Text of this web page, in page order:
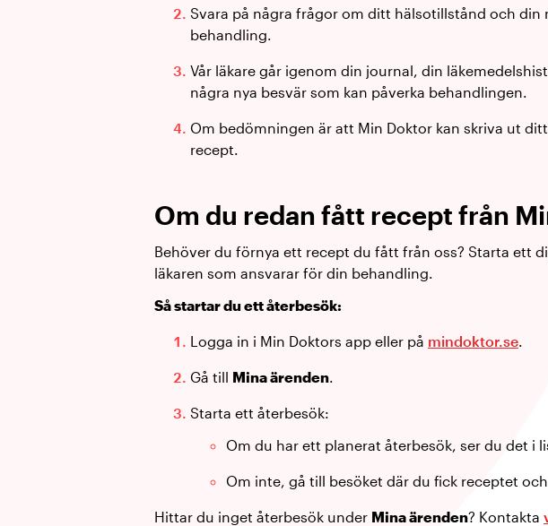
Svara på några frågor om ditt hälsotillstånd och din
behandling.
Vår läkare går igenom din journal, din
några nya besvär som kan påverka behandlingen.
Om bedömningen är att Min Doktor kan skriva ut
recept.
Om du redan fått recept från
Behöver du förnya ett recept du fått från oss? Starta ett
läkaren som ansvarar för din behandling.
Så startar du ett återbesök:
Logga in i Min Doktors app eller på mindoktor.se.
Gå till Mina ärenden.
Starta ett återbesök:
Om du har ett planerat återbesök, ser du det i
Om inte, gå till besöket där du fick receptet
Hittar du inget återbesök under Mina ärenden? Kontakta